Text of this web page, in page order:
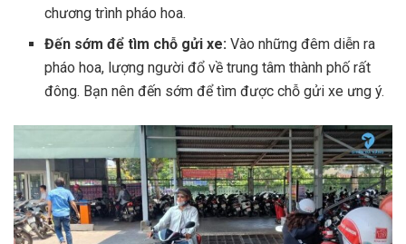
chương trình pháo hoa.
Đến sớm để tìm chỗ gửi xe: Vào những đêm diễn ra
pháo hoa, lượng người đổ về trung tâm thành phố rất
đông. Bạn nên đến sớm để tìm được chỗ gửi xe ưng ý.